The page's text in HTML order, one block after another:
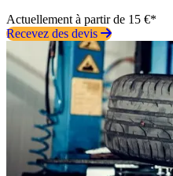
Actuellement à partir de 15 €*
Recevez des devis